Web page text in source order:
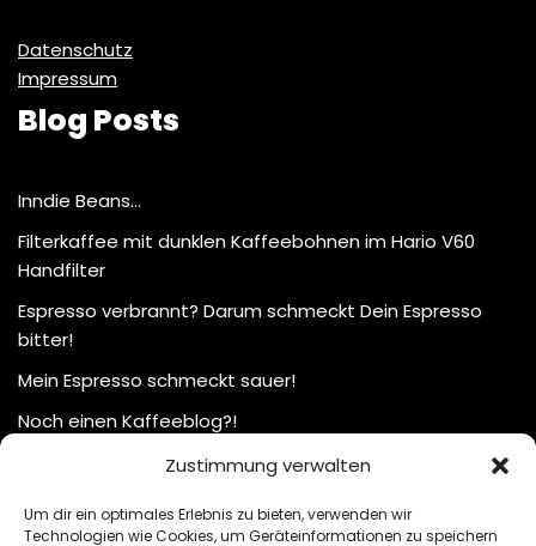
Zustimmung verwalten
Um dir ein optimales Erlebnis zu bieten, verwenden wir
Technologien wie Cookies, um Geräteinformationen zu speichern
Datenschutz
Impressum
Blog Posts
Inndie Beans…
Filterkaffee mit dunklen Kaffeebohnen im Hario V60
Handfilter
Espresso verbrannt? Darum schmeckt Dein Espresso
bitter!
Mein Espresso schmeckt sauer!
Noch einen Kaffeeblog?!